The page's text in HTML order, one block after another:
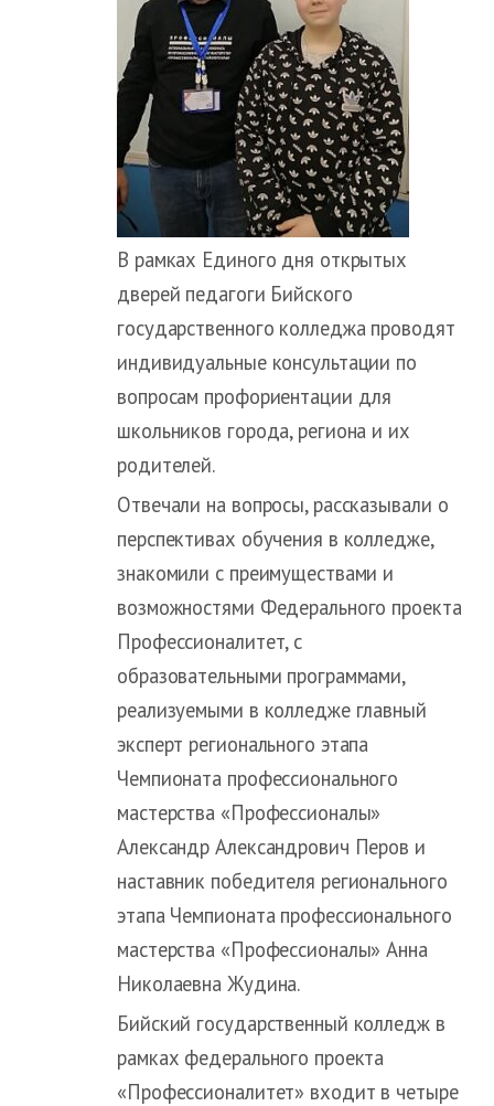
В рамках Единого дня открытых
дверей педагоги Бийского
государственного колледжа проводят
индивидуальные консультации по
вопросам профориентации для
школьников города, региона и их
родителей.
Отвечали на вопросы, рассказывали о
перспективах обучения в колледже,
знакомили с преимуществами и
возможностями Федерального проекта
Профессионалитет, с
образовательными программами,
реализуемыми в колледже главный
эксперт регионального этапа
Чемпионата профессионального
мастерства «Профессионалы»
Александр Александрович Перов и
наставник победителя регионального
этапа Чемпионата профессионального
мастерства «Профессионалы» Анна
Николаевна Жудина.
Бийский государственный колледж в
рамках федерального проекта
«Профессионалитет» входит в четыре